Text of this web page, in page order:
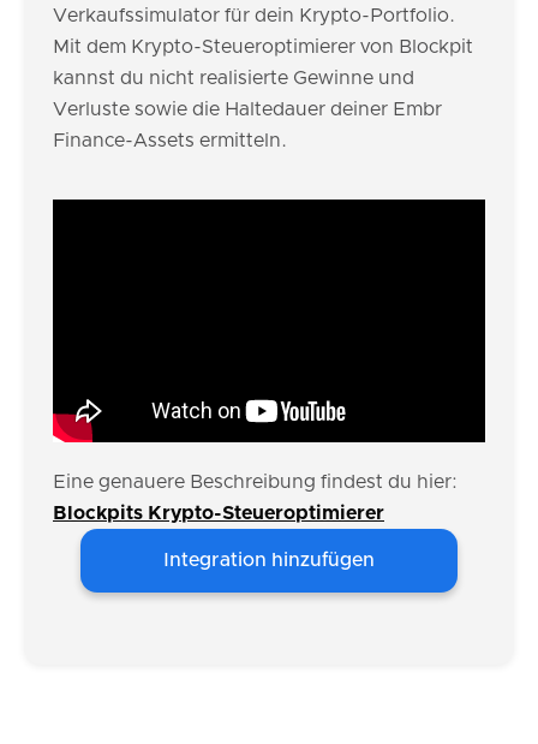
Verkaufssimulator für dein Krypto-Portfolio.
Mit dem Krypto-Steueroptimierer von Blockpit
kannst du nicht realisierte Gewinne und
Verluste sowie die Haltedauer deiner Embr
Finance-Assets ermitteln.
Eine genauere Beschreibung findest du hier:
Blockpits Krypto-Steueroptimierer
Integration hinzufügen